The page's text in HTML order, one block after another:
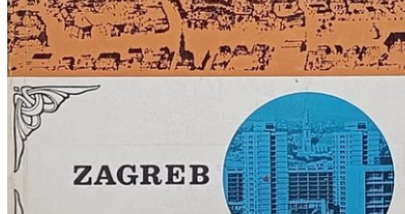
KAZALIŠTE, FILM
OD KNJIŽEVNOST
DO RELIGIJA
KNJIŽEVNOST
LIKOVNA UMJETNOST
LJEKOVITO BILJE I ZDRAVLJE
POVIJEST I PUBLICISTIKA
PRIRODNE ZNANOSTI
PSIHOLOGIJA, POPULARNA PSIHOLOGIJA,
RAZNO
RELIGIJA